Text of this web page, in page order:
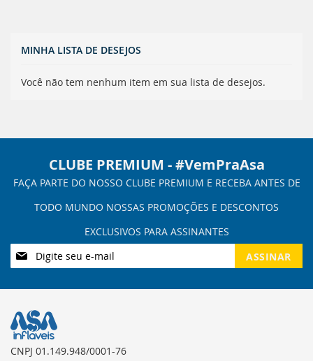
MINHA LISTA DE DESEJOS
Você não tem nenhum item em sua lista de desejos.
CLUBE PREMIUM - #VemPraAsa
Inscreva-
se
nossa
ASSINAR
CNPJ 01.149.948/0001-76